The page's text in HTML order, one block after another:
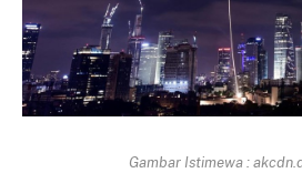
Gambar Istimewa :